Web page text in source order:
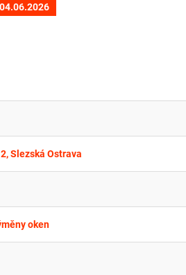
04.06.2026
Slezská Ostrava
oken